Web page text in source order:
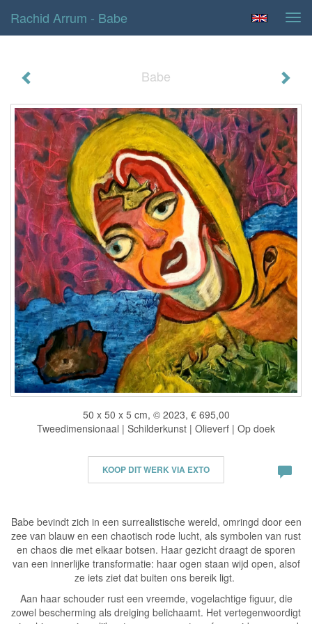
Rachid Arrum - Babe
Babe
50 x 50 x 5 cm, © 2023, € 695,00
Tweedimensionaal | Schilderkunst | Olieverf | Op doek
KOOP DIT WERK VIA EXTO
Babe bevindt zich in een surrealistische wereld, omringd door een
zee van blauw en een chaotisch rode lucht, als symbolen van rust
en chaos die met elkaar botsen. Haar gezicht draagt de sporen
van een innerlijke transformatie: haar ogen staan wijd open, alsof
ze iets ziet dat buiten ons bereik ligt.
Aan haar schouder rust een vreemde, vogelachtige figuur, die
zowel bescherming als dreiging belichaamt. Het vertegenwoordigt